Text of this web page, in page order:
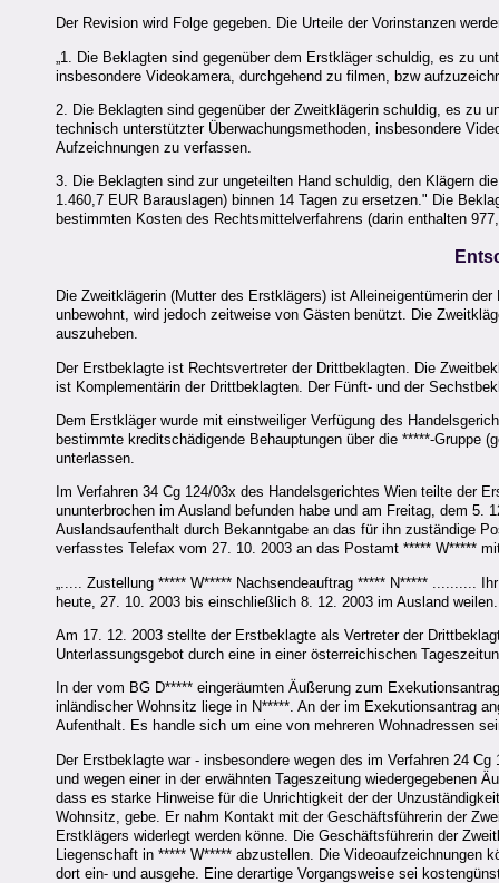
Der Revision wird Folge gegeben. Die Urteile der Vorinstanzen
„1. Die Beklagten sind gegenüber dem Erstkläger schuldig, es zu
insbesondere Videokamera, durchgehend zu filmen, bzw
2. Die Beklagten sind gegenüber der Zweitklägerin schuldig, es zu
technisch unterstützter Überwachungsmethoden, insbesondere
Aufzeichnungen zu verfassen.
3. Die Beklagten sind zur ungeteilten Hand schuldig, den Klägern
1.460,7 EUR Barauslagen) binnen 14 Tagen zu ersetzen." Die
bestimmten Kosten des Rechtsmittelverfahrens (darin enthalten
Die Zweitklägerin (Mutter des Erstklägers) ist Alleineigentümerin
unbewohnt, wird jedoch zeitweise von Gästen benützt. Die
auszuheben.
Der Erstbeklagte ist Rechtsvertreter der Drittbeklagten. Die
ist Komplementärin der Drittbeklagten. Der Fünft- und der
Dem Erstkläger wurde mit einstweiliger Verfügung des
bestimmte kreditschädigende Behauptungen über die *****-Gruppe
unterlassen.
Im Verfahren 34 Cg 124/03x des Handelsgerichtes Wien teilte der
ununterbrochen im Ausland befunden habe und am Freitag, dem
Auslandsaufenthalt durch Bekanntgabe an das für ihn zuständige
verfasstes Telefax vom 27. 10. 2003 an das Postamt ***** W*****
„..... Zustellung ***** W***** Nachsendeauftrag ***** N***** ..........
heute, 27. 10. 2003 bis einschließlich 8. 12. 2003 im Ausland
Am 17. 12. 2003 stellte der Erstbeklagte als Vertreter der
Unterlassungsgebot durch eine in einer österreichischen
In der vom BG D***** eingeräumten Äußerung zum
inländischer Wohnsitz liege in N*****. An der im Exekutionsantrag
Aufenthalt. Es handle sich um eine von mehreren Wohnadressen
Der Erstbeklagte war - insbesondere wegen des im Verfahren 24
und wegen einer in der erwähnten Tageszeitung wiedergegebenen
dass es starke Hinweise für die Unrichtigkeit der der
Wohnsitz, gebe. Er nahm Kontakt mit der Geschäftsführerin der
Erstklägers widerlegt werden könne. Die Geschäftsführerin der
Liegenschaft in ***** W***** abzustellen. Die
dort ein- und ausgehe. Eine derartige Vorgangsweise sei